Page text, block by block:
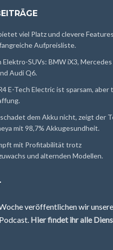
viel Platz und clevere
Aufpreisliste.
Elektro-SUVs: BMW iX3, Mercedes
Audi Q6.
E-Tech Electric ist sparsam, aber
dem Akku nicht, zeigt der
mit 98,7% Akkugesundheit.
mit Profitabilität trotz
und alternden Modellen.
veröffentlichen wir
Hier findet ihr alle